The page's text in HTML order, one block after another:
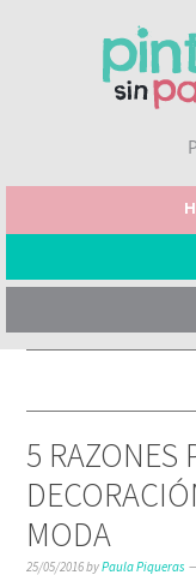
5 RAZONES
MODA
25/05/2016byPaula Piqueras